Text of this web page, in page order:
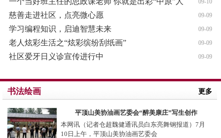
09-10
09-09
慈善走进社区，点亮微心愿
09-09
学习编程知识，启迪智慧未来
09-09
老人炫彩生活之“炫彩缤纷刮纸画”
09-09
社区爱牙日义诊宣传进行中
书法绘画 更多
平顶山美协油画艺委会“醉美康庄”写生创作
本网讯（记者仓超魏健通讯员白东亮舞钢报道）7月
10日上午，平顶山美协油画艺委会